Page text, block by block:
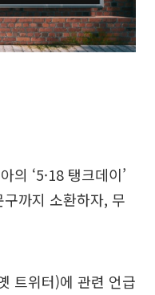
의 ‘5·18 탱크데이’
까지 소환하자, 무
트위터)에 관련 언급